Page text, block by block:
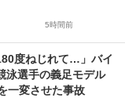
5時間前
度ねじれて…」バイ
泳選手の義足モデル
一変させた事故